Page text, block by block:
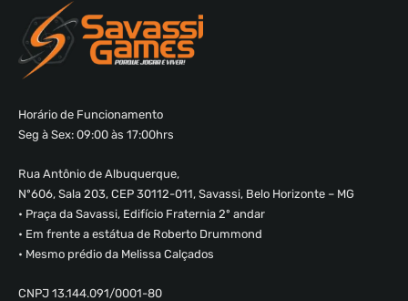
Horário de Funcionamento
Seg à Sex: 09:00 às 17:00hrs
Rua Antônio de Albuquerque,
Nº606, Sala 203, CEP 30112-011, Savassi, Belo Horizonte – MG
• Praça da Savassi, Edifício Fraternia 2º andar
• Em frente a estátua de Roberto Drummond
• Mesmo prédio da Melissa Calçados
CNPJ 13.144.091/0001-80